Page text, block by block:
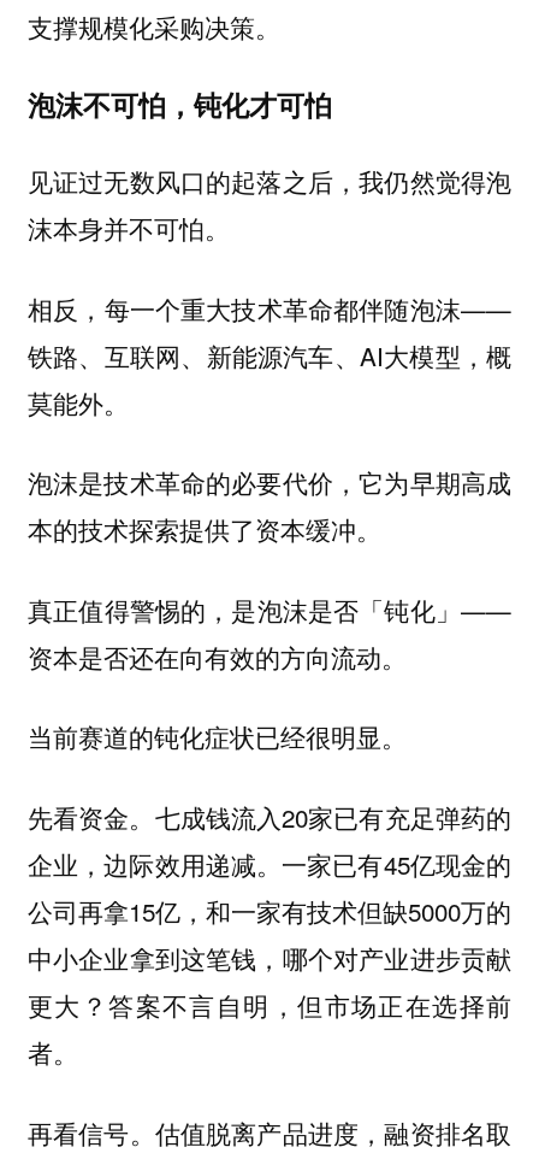
支撑规模化采购决策。
泡沫不可怕，钝化才可怕
见证过无数风口的起落之后，我仍然觉得泡
沫本身并不可怕。
相反，每一个重大技术革命都伴随泡沫——
铁路、互联网、新能源汽车、AI大模型，概
莫能外。
泡沫是技术革命的必要代价，它为早期高成
本的技术探索提供了资本缓冲。
真正值得警惕的，是泡沫是否「钝化」——
资本是否还在向有效的方向流动。
当前赛道的钝化症状已经很明显。
先看资金。七成钱流入20家已有充足弹药的
企业，边际效用递减。一家已有45亿现金的
公司再拿15亿，和一家有技术但缺5000万的
中小企业拿到这笔钱，哪个对产业进步贡献
更大？答案不言自明，但市场正在选择前
者。
再看信号。估值脱离产品进度，融资排名取